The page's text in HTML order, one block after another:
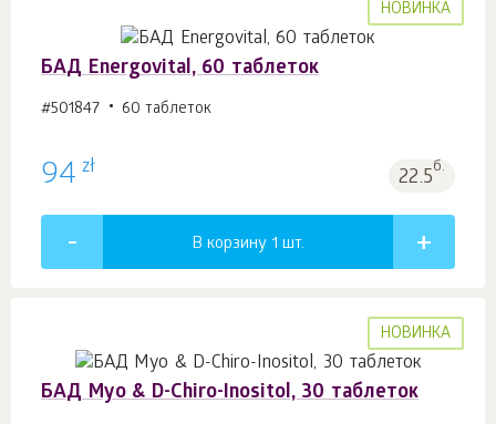
НОВИНКА
БАД Energovital, 60 таблеток
#501847 60 таблеток
94 zł 22.5б.
В корзину 1 шт.
НОВИНКА
БАД Myo & D-Chiro-Inositol, 30 таблеток